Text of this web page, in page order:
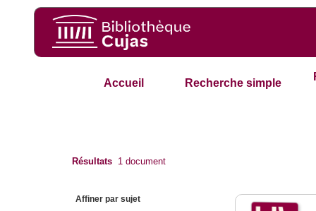
Accueil Recherche simple
Résultats 1 document
Affiner par sujet